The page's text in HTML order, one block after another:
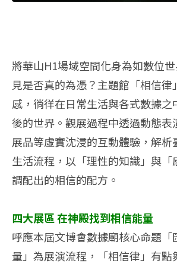
將華山H1場域空間化身為如數位
見是否真的為憑？主題館「相信律
感，徜徉在日常生活與各式數據之
後的世界。觀展過程中透過動態表
展品等虛實沈浸的互動體驗，解析
生活流程，以「理性的知識」與「
調配出的相信的配方。
四大展區 在神殿找到相信能量
呼應本屆文博會數據廟核心命題「
量」為展演流程，「相信律」有點